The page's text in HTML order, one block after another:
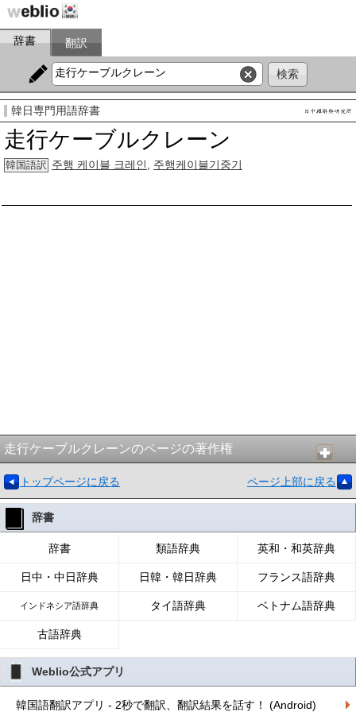
辞書 翻訳
韓日専門用語辞書
走行ケーブルクレーン
韓国語訳 주행 케이블 크레인 주행케이블기중기
走行ケーブルクレーンのページの著作権
トップページに戻る ページ上部に戻る
辞書
辞書 類語辞典 英和・和英辞典
日中・中日辞典 日韓・韓日辞典 フランス語辞典
インドネシア語辞典 タイ語辞典 ベトナム語辞典
古語辞典
Weblio公式アプリ
韓国語翻訳アプリ - 2秒で翻訳、翻訳結果を話す！ (Android)